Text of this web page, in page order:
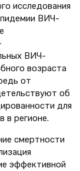
исследования
ВИЧ-
ВИЧ-
возраста
от
об
для
в регионе.
смертности
эффективной